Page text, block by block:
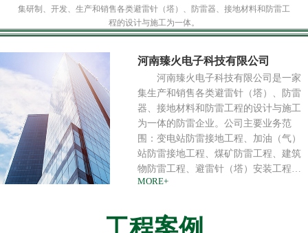
集研制、开发、生产和销售各类避雷针（塔）、防雷器、接地材料和防雷工
程的设计与施工为一体。
河南臻火电子科技有限公司
河南臻火电子科技有限公司是一家
集生产和销售各类避雷针（塔）、防雷
器、接地材料和防雷工程的设计与施工
为一体的防雷企业。公司主要业务范
围：变电站防雷接地工程、加油（气）
站防雷接地工程、煤矿防雷工程、建筑
物防雷工程、避雷针（塔）安装工程、
通信基站防雷工程、金融系统防雷工
事设施防雷工程、电力防雷工程、古建
筑防雷工程、学校防雷工程、高速公路
MORE+